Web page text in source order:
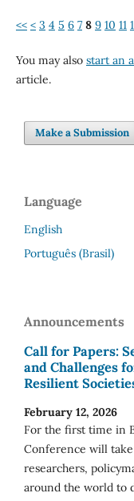
<< < 3 4 5 6 7 8 9 10 11
You may also start an
article.
Make a Submission
Language
English
Português (Brasil)
Announcements
Call for Papers:
and Challenges
Resilient
February 12, 2026
For the first time in
Conference will
researchers,
around the world to